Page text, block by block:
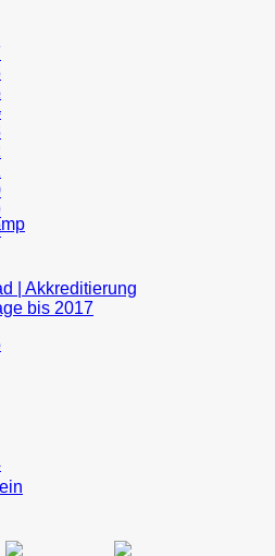
| Akkreditierung
bis 2017